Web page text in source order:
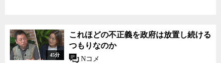
45分
これほどの不正義を政府は放置し続ける
つもりなのか
Nコメ